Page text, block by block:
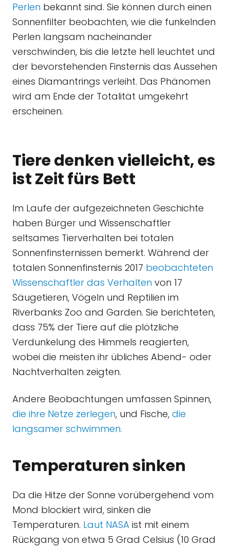
Perlen bekannt sind. Sie können durch einen
Sonnenfilter beobachten, wie die funkelnden
Perlen langsam nacheinander
verschwinden, bis die letzte hell leuchtet und
der bevorstehenden Finsternis das Aussehen
eines Diamantrings verleiht. Das Phänomen
wird am Ende der Totalität umgekehrt
erscheinen.
Tiere denken vielleicht, es
ist Zeit fürs Bett
Im Laufe der aufgezeichneten Geschichte
haben Bürger und Wissenschaftler
seltsames Tierverhalten bei totalen
Sonnenfinsternissen bemerkt. Während der
totalen Sonnenfinsternis 2017 beobachteten
Wissenschaftler das Verhalten von 17
Säugetieren, Vögeln und Reptilien im
Riverbanks Zoo and Garden. Sie berichteten,
dass 75% der Tiere auf die plötzliche
Verdunkelung des Himmels reagierten,
wobei die meisten ihr übliches Abend- oder
Nachtverhalten zeigten.
Andere Beobachtungen umfassen Spinnen,
die ihre Netze zerlegen, und Fische, die
langsamer schwimmen.
Temperaturen sinken
Da die Hitze der Sonne vorübergehend vom
Mond blockiert wird, sinken die
Temperaturen. Laut NASA ist mit einem
Rückgang von etwa 5 Grad Celsius (10 Grad